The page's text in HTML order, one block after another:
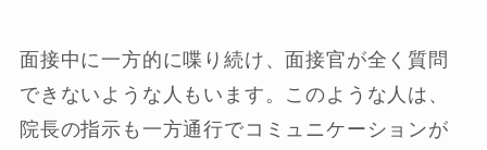
面接中に一方的に喋り続け、面接官が全く質問
できないような人もいます。このような人は、
院長の指示も一方通行でコミュニケーションが